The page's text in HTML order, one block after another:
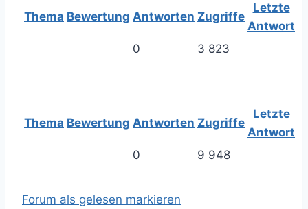
Thema Bewertung Antworten Zugriffe
Letzte
Antwort
0
3 823
Thema Bewertung Antworten Zugriffe
Letzte
Antwort
0
9 948
Forum als gelesen markieren